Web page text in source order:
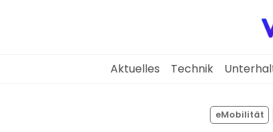
Aktuelles Technik
eMobilität